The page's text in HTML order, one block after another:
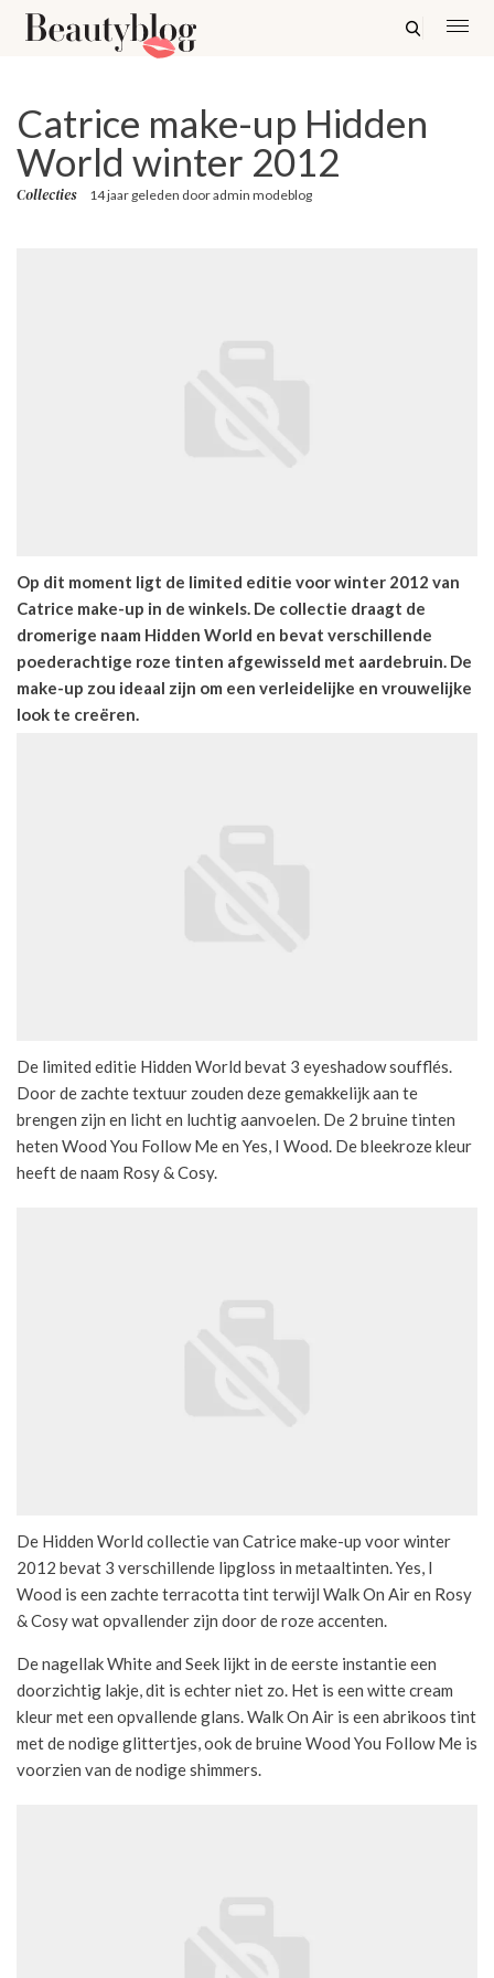
Catrice make-up Hidden
World winter 2012
Collecties 14 jaar geleden dooradmin modeblog
Op dit moment ligt de limited editie voor winter 2012 van
Catrice make-up in de winkels. De collectie draagt de
dromerige naam Hidden World en bevat verschillende
poederachtige roze tinten afgewisseld met aardebruin. De
make-up zou ideaal zijn om een verleidelijke en vrouwelijke
look te creëren.
De limited editie Hidden World bevat 3 eyeshadow soufflés.
Door de zachte textuur zouden deze gemakkelijk aan te
brengen zijn en licht en luchtig aanvoelen. De 2 bruine tinten
heten Wood You Follow Me en Yes, I Wood. De bleekroze kleur
heeft de naam Rosy & Cosy.
De Hidden World collectie van Catrice make-up voor winter
2012 bevat 3 verschillende lipgloss in metaaltinten. Yes, I
Wood is een zachte terracotta tint terwijl Walk On Air en Rosy
& Cosy wat opvallender zijn door de roze accenten.
De nagellak White and Seek lijkt in de eerste instantie een
doorzichtig lakje, dit is echter niet zo. Het is een witte cream
kleur met een opvallende glans. Walk On Air is een abrikoos tint
met de nodige glittertjes, ook de bruine Wood You Follow Me is
voorzien van de nodige shimmers.